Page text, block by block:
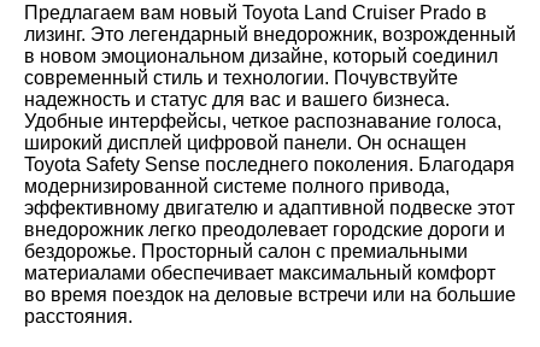
Предлагаем вам новый Toyota Land Cruiser Prado в
лизинг. Это легендарный внедорожник, возрожденный
в новом эмоциональном дизайне, который соединил
современный стиль и технологии. Почувствуйте
надежность и статус для вас и вашего бизнеса.
Удобные интерфейсы, четкое распознавание голоса,
широкий дисплей цифровой панели. Он оснащен
Toyota Safety Sense последнего поколения. Благодаря
модернизированной системе полного привода,
эффективному двигателю и адаптивной подвеске этот
внедорожник легко преодолевает городские дороги и
бездорожье. Просторный салон с премиальными
материалами обеспечивает максимальный комфорт
во время поездок на деловые встречи или на большие
расстояния.